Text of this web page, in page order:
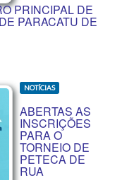
PRINCIPAL DE
PARACATU DE
NOTÍCIAS
ABERTAS AS
INSCRIÇÕES
PARA O
TORNEIO DE
PETECA DE
RUA